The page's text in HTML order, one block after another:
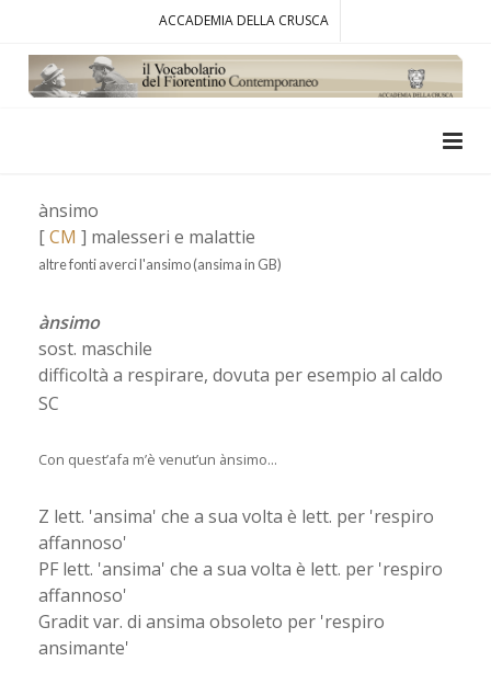
ACCADEMIA DELLA CRUSCA
ànsimo
[CM ] malesseri e malattie
altre fonti averci l'ansimo (ansima in GB)
ànsimo
sost. maschile
difficoltà a respirare, dovuta per esempio al caldo
SC
Con quest’afa m’è venut’un ànsimo...
Z lett. 'ansima' che a sua volta è lett. per 'respiro
affannoso'
PF lett. 'ansima' che a sua volta è lett. per 'respiro
affannoso'
Gradit var. di ansima obsoleto per 'respiro
ansimante'